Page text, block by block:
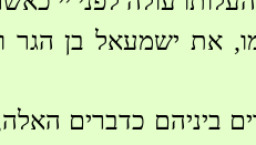
את ישמעאל בן הגר
ביניהם כדברים